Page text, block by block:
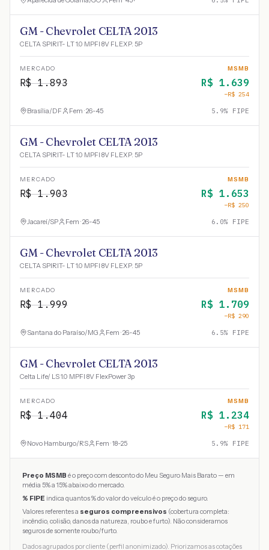
GM - Chevrolet CELTA 2013
CELTA SPIRIT- LT 1.0 MPFI 8V FLEXP. 5P
MERCADO
R$1.893
MSMB
R$ 1.639
−R$ 254
Brasília/DF Fem · 26-45 5.9% FIPE
GM - Chevrolet CELTA 2013
CELTA SPIRIT- LT 1.0 MPFI 8V FLEXP. 5P
MERCADO
R$1.903
MSMB
R$ 1.653
−R$ 250
Jacareí/SP Fem · 26-45 6.0% FIPE
GM - Chevrolet CELTA 2013
CELTA SPIRIT- LT 1.0 MPFI 8V FLEXP. 5P
MERCADO
R$1.999
MSMB
R$ 1.709
−R$ 290
Santana do Paraíso/MG Fem · 26-45 6.5% FIPE
GM - Chevrolet CELTA 2013
Celta Life/ LS 1.0 MPFI 8V FlexPower 3p
MERCADO
R$1.404
MSMB
R$ 1.234
−R$ 171
Novo Hamburgo/RS Fem · 18-25 5.9% FIPE
Preço MSMB é o preço com desconto do Meu Seguro Mais Barato — em
média 5% a 15% abaixo do mercado.
% FIPE indica quantos % do valor do veículo é o preço do seguro.
Valores referentes a seguros compreensivos (cobertura completa:
incêndio, colisão, danos da natureza, roubo e furto). Não consideramos
seguros de somente roubo/furto.
Dados agrupados por cliente (perfil anonimizado). Priorizamos as cotações